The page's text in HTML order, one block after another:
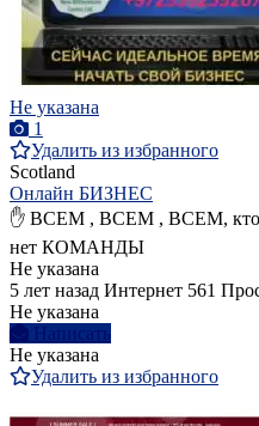
Не указана
1
Удалить из избранного
Scotland
Онлайн БИЗНЕС
✋ ВСЕМ , ВСЕМ , ВСЕМ,
нет КОМАНДЫ
Не указана
5 лет назад Интернет 561
Не указана
Написать
Не указана
Удалить из избранного